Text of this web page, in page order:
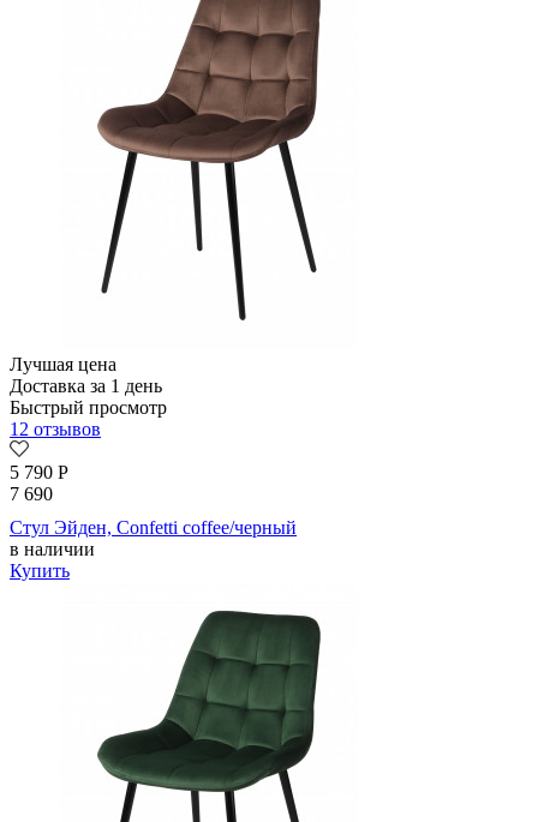
Лучшая цена
Доставка за 1 день
Быстрый просмотр
12 отзывов
5 790 Р
7 690
Стул Эйден, Confetti coffee/черный
в наличии
Купить